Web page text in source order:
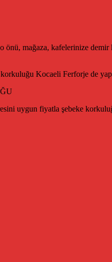
mağaza, kafelerinize demir
Kocaeli Ferforje de
uygun fiyatla şebeke